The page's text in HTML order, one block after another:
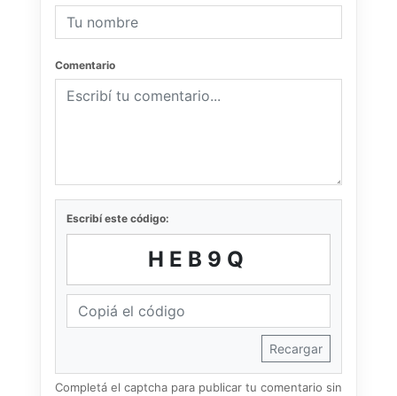
Comentario
Escribí este código:
HEB9Q
Recargar
Completá el captcha para publicar tu comentario sin